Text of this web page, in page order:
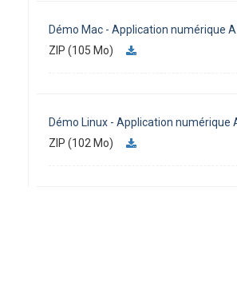
Démo Mac - Application numérique A
ZIP (105 Mo)
Démo Linux - Application numérique
ZIP (102 Mo)